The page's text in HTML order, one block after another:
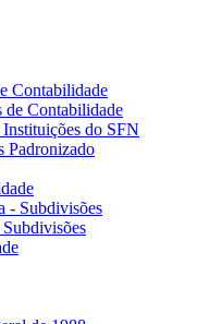
Contabilidade
Contabilidade
do SFN
Padronizado
- Subdivisões